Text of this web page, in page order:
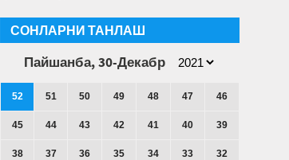
СОНЛАРНИ ТАНЛАШ
Пайшанба, 30-Декабр
52 51 50 49 48 47 46
45 44 43 42 41 40 39
38 37 36 35 34 33 32